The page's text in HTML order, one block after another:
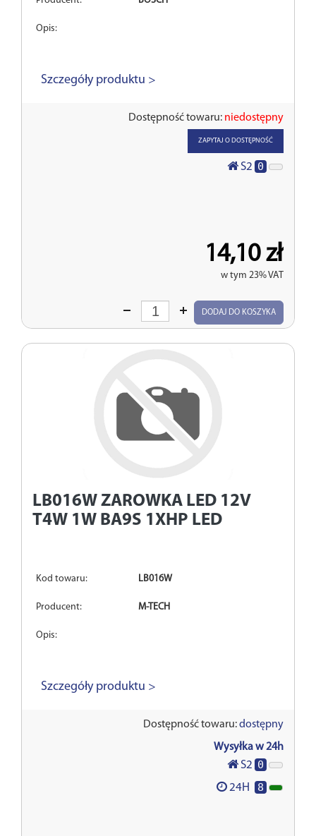
Opis:
Szczegóły produktu >
Dostępność towaru: niedostępny
ZAPYTAJ O DOSTĘPNOŚĆ
S2 0
14,10 zł
w tym 23% VAT
Wprowadź
DODAJ DO KOSZYKA
LB016W ZAROWKA LED 12V
T4W 1W BA9S 1XHP LED
Kod towaru: LB016W
Producent: M-TECH
Opis:
Szczegóły produktu >
Dostępność towaru:dostępny
Wysyłka w 24h
S2 0
24H 8